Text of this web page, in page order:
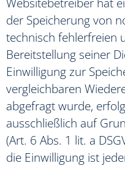
der Speicherung von
technisch fehlerfreien
Bereitstellung seiner
Einwilligung zur
vergleichbaren
abgefragt wurde,
ausschließlich auf
(Art. 6 Abs. 1 lit. a
die Einwilligung ist